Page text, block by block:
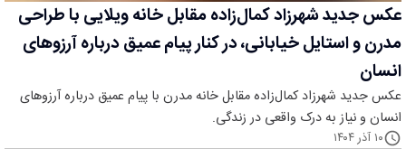
عکس جدید شهرزاد کمال‌زاده مقابل خانه ویلایی با طراحی
مدرن و استایل خیابانی، در کنار پیام عمیق درباره آرزوهای
انسان
عکس جدید شهرزاد کمال‌زاده مقابل خانه مدرن با پیام عمیق درباره آرزوهای
انسان و نیاز به درک واقعی در زندگی.
۱۰ آذر ۱۴۰۴